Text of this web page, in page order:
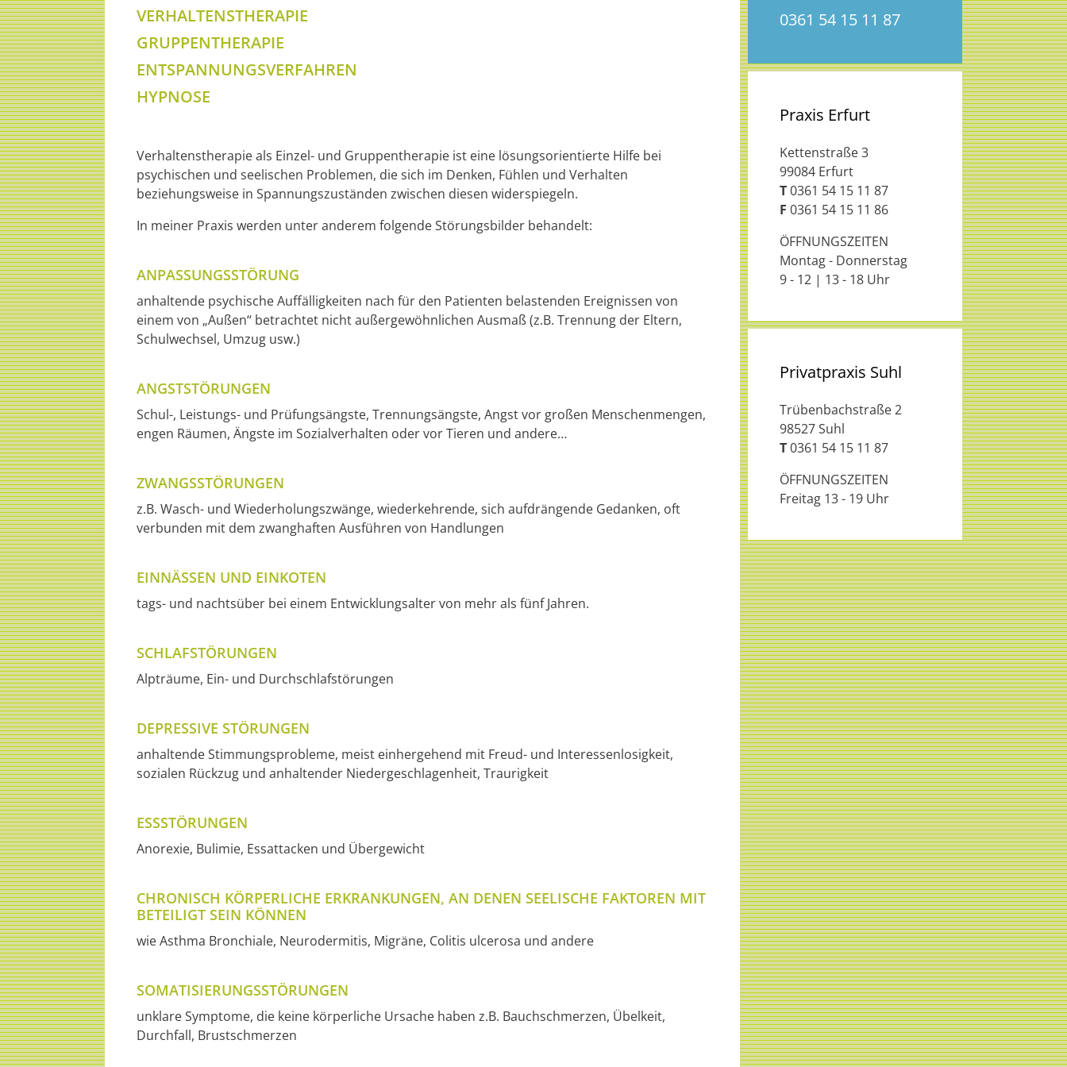
VERHALTENSTHERAPIE
GRUPPENTHERAPIE
ENTSPANNUNGSVERFAHREN
HYPNOSE
Verhaltenstherapie als Einzel- und Gruppentherapie ist eine lösungsorientierte Hilfe bei
psychischen und seelischen Problemen, die sich im Denken, Fühlen und Verhalten
beziehungsweise in Spannungszuständen zwischen diesen widerspiegeln.
In meiner Praxis werden unter anderem folgende Störungsbilder behandelt:
ANPASSUNGSSTÖRUNG
anhaltende psychische Auffälligkeiten nach für den Patienten belastenden Ereignissen von
einem von „Außen“ betrachtet nicht außergewöhnlichen Ausmaß (z.B. Trennung der Eltern,
Schulwechsel, Umzug usw.)
ANGSTSTÖRUNGEN
Schul-, Leistungs- und Prüfungsängste, Trennungsängste, Angst vor großen Menschenmengen,
engen Räumen, Ängste im Sozialverhalten oder vor Tieren und andere…
ZWANGSSTÖRUNGEN
z.B. Wasch- und Wiederholungszwänge, wiederkehrende, sich aufdrängende Gedanken, oft
verbunden mit dem zwanghaften Ausführen von Handlungen
EINNÄSSEN UND EINKOTEN
tags- und nachtsüber bei einem Entwicklungsalter von mehr als fünf Jahren.
SCHLAFSTÖRUNGEN
Alpträume, Ein- und Durchschlafstörungen
DEPRESSIVE STÖRUNGEN
anhaltende Stimmungsprobleme, meist einhergehend mit Freud- und Interessenlosigkeit,
sozialen Rückzug und anhaltender Niedergeschlagenheit, Traurigkeit
ESSSTÖRUNGEN
Anorexie, Bulimie, Essattacken und Übergewicht
CHRONISCH KÖRPERLICHE ERKRANKUNGEN, AN DENEN SEELISCHE FAKTOREN MIT
BETEILIGT SEIN KÖNNEN
wie Asthma Bronchiale, Neurodermitis, Migräne, Colitis ulcerosa und andere
SOMATISIERUNGSSTÖRUNGEN
unklare Symptome, die keine körperliche Ursache haben z.B. Bauchschmerzen, Übelkeit,
Durchfall, Brustschmerzen
0361 54 15 11 87
Praxis Erfurt
Kettenstraße 3
99084 Erfurt
T0361 54 15 11 87
F 0361 54 15 11 86
ÖFFNUNGSZEITEN
Montag - Donnerstag
9 - 12 | 13 - 18 Uhr
Privatpraxis Suhl
Trübenbachstraße 2
98527 Suhl
T0361 54 15 11 87
ÖFFNUNGSZEITEN
Freitag 13 - 19 Uhr